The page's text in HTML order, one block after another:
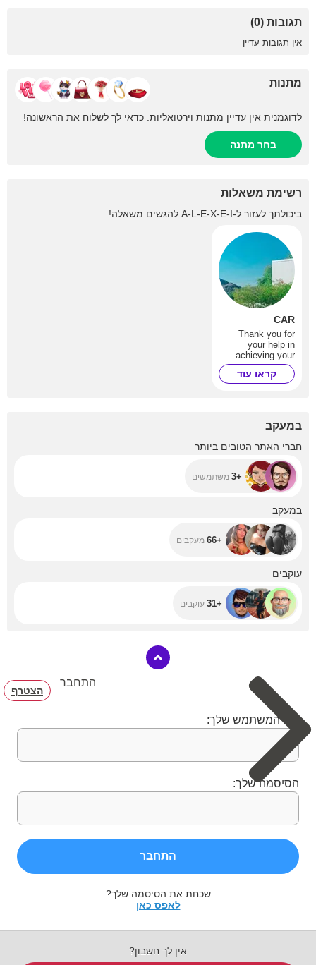
תגובות (0)
אין תגובות עדיין
מתנות
לדוגמנית אין עדיין מתנות וירטואליות. כדאי לך לשלוח את הראשונה!
בחר מתנה
רשימת משאלות
ביכולתך לעזור ל-A-L-E-X-E-I להגשים משאלה!
CAR
Thank you for
your help in
achieving your
dream.
קראו עוד
במעקב
חברי האתר הטובים ביותר
+3
+3 משתמשים
במעקב
+66 מעקבים
עוקבים
+31 עוקבים
התחבר
הצטרף
שם המשתמש שלך:
הסיסמה שלך:
התחבר
שכחת את הסיסמה שלך?
לאפס כאן
אין לך חשבון?